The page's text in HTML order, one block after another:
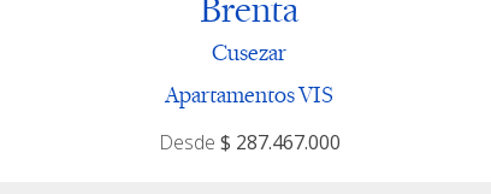
Brenta
Cusezar
Apartamentos VIS
Desde $ 287.467.000